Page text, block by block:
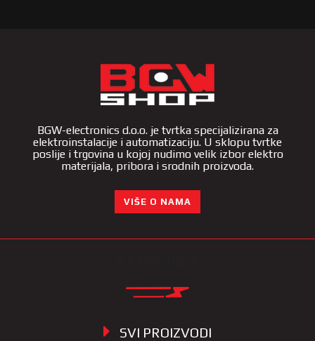
BGW-electronics d.o.o. je tvrtka specijalizirana za
elektroinstalacije i automatizaciju. U sklopu tvrtke
poslije i trgovina u kojoj nudimo velik izbor elektro
materijala, pribora i srodnih proizvoda.
VIŠE O NAMA
SVI PROIZVODI